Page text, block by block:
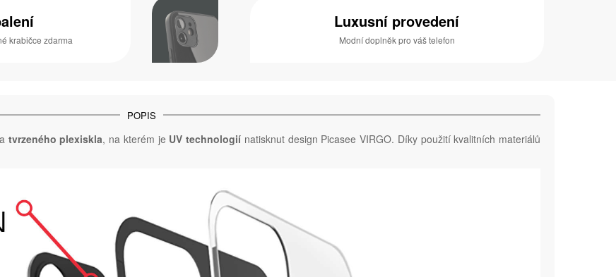
krabičce zdarma
Luxusní provedení
Modní doplněk pro váš telefon
POPIS
tvrzeného plexiskla, na kterém je UV technologií natisknut design Picasee VIRGO. Díky použití kvalitních materiálů